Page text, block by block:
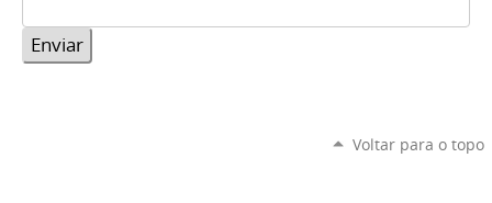
Voltar para o topo